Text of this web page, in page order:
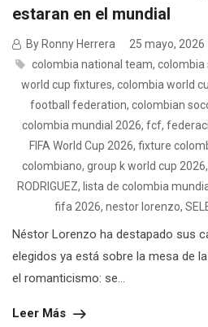
estaran en el mundial
By Ronny Herrera
25 mayo, 2026
colombia national team, colombia
world cup fixtures, colombia world
football federation, colombian
colombia mundial 2026, fcf,
FIFA World Cup 2026, fixture
colombiano, group k world cup 2026,
RODRIGUEZ, lista de colombia
fifa 2026, nestor lorenzo,
Néstor Lorenzo ha destapado sus
elegidos ya está sobre la mesa de
el romanticismo: se...
Leer Más